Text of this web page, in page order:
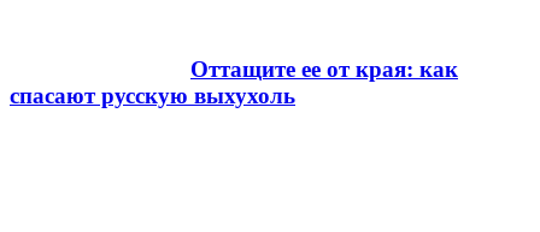
Оттащите ее от края: как
спасают русскую выхухоль